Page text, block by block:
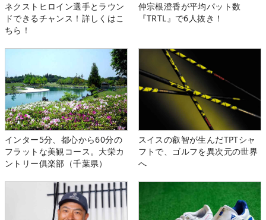
ネクストヒロイン選手とラウン
ドできるチャンス！詳しくはこ
ちら！
仲宗根澄香が平均パット数
『TRTL』で6人抜き！
インター5分、都心から60分の
フラットな美観コース。大栄カ
ントリー俱楽部（千葉県）
スイスの叡智が生んだTPTシャ
フトで、ゴルフを異次元の世界
へ